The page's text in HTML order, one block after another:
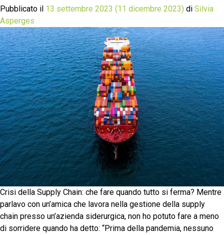
Pubblicato il 13 settembre 2023 (11 dicembre 2023) di Silvia
Asperges
Crisi della Supply Chain: che fare quando tutto si ferma? Mentre
parlavo con un’amica che lavora nella gestione della supply
chain presso un’azienda siderurgica, non ho potuto fare a meno
di sorridere quando ha detto: “Prima della pandemia, nessuno